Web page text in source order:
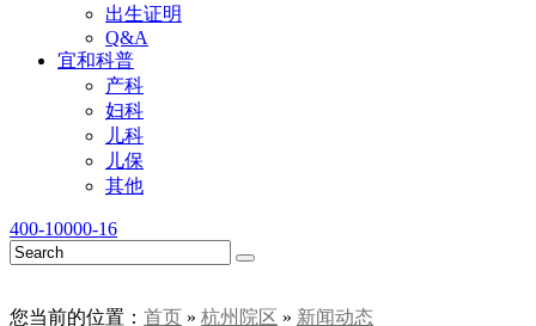
出生证明
Q&A
宜和科普
产科
妇科
儿科
儿保
其他
400-10000-16
您当前的位置： 首页 » 杭州院区 » 新闻动态